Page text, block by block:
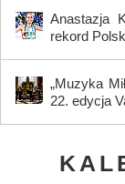
Anastazja
rekord
„Muzyka
22. edycja